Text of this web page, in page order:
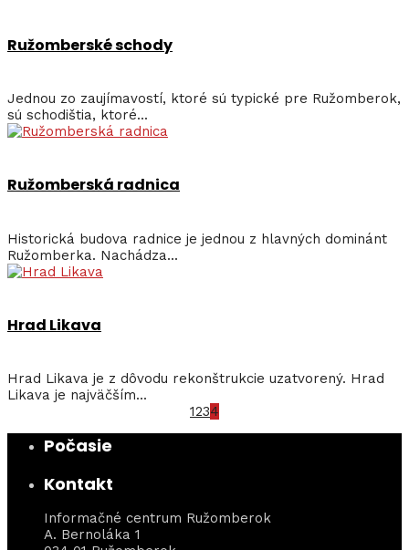
Ružomberské schody
Jednou zo zaujímavostí, ktoré sú typické pre Ružomberok,
sú schodištia, ktoré...
Ružomberská radnica
Historická budova radnice je jednou z hlavných dominánt
Ružomberka. Nachádza...
Hrad Likava
Hrad Likava je z dôvodu rekonštrukcie uzatvorený. Hrad
Likava je najväčším...
1234
Počasie
Kontakt
Informačné centrum Ružomberok
A. Bernoláka 1